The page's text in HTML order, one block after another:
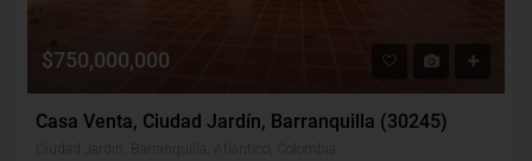
$750,000,000
Casa Venta, Ciudad Jardín, Barranquilla (30245)